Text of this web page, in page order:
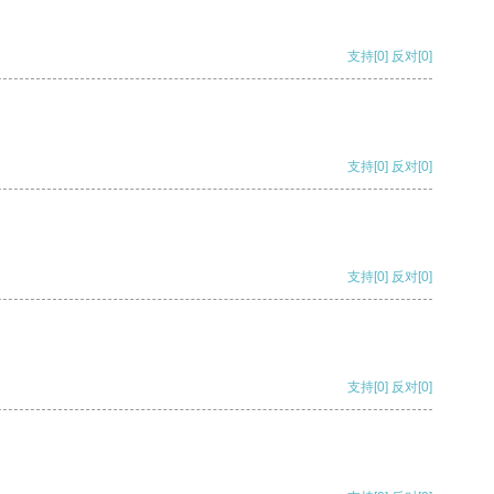
支持[0] 反对[0]
支持[0] 反对[0]
支持[0] 反对[0]
支持[0] 反对[0]